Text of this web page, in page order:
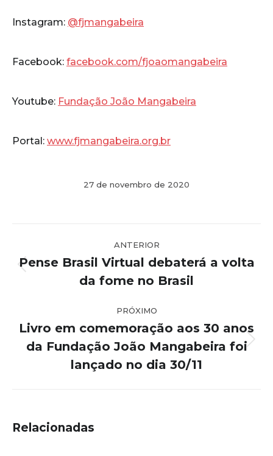
Instagram: @fjmangabeira
Facebook: facebook.com/fjoaomangabeira
Youtube: Fundação João Mangabeira
Portal: www.fjmangabeira.org.br
27 de novembro de 2020
de
post:
ANTERIOR
anterior:
Pense Brasil Virtual debaterá a volta
da fome no Brasil
PRÓXIMO
Próximo
post:
Livro em comemoração aos 30 anos
da Fundação João Mangabeira foi
lançado no dia 30/11
Relacionadas